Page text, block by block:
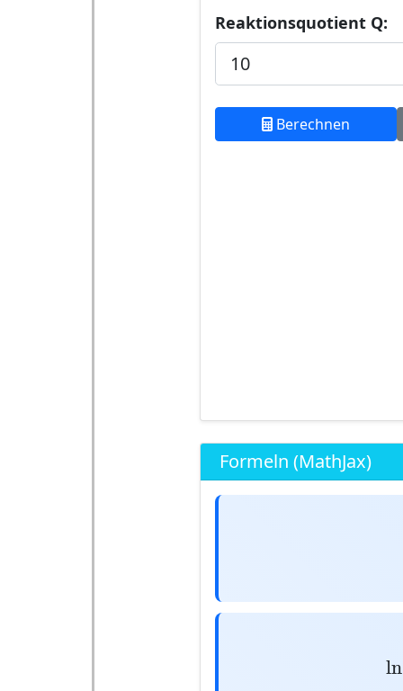
Reaktionsquotient Q:
Berechnen
Formeln (MathJax)